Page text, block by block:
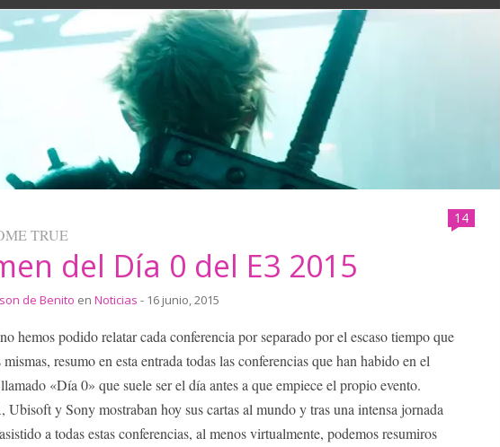
14
TRUE
del Día 0 del E3 2015
de Benito en Noticias - 16 junio, 2015
hemos podido relatar cada conferencia por separado por el escaso tiempo que
resumo en esta entrada todas las conferencias que han habido en el
«Día 0» que suele ser el día antes a que empiece el propio evento.
y Sony mostraban hoy sus cartas al mundo y tras una intensa jornada
a todas estas conferencias, al menos virtualmente, podemos resumiros